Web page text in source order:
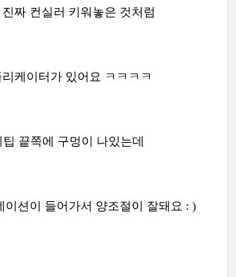
진짜 컨실러 키워놓은 것처럼
케이터가 있어요 ㅋㅋㅋㅋ
팁 끝쪽에 구멍이 나있는데
이션이 들어가서 양조절이 잘돼요 : )